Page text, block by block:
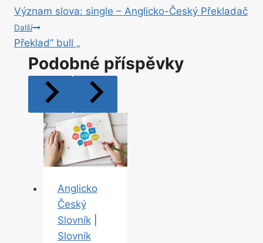
pro
příspěvek
Význam slova: single – Anglicko-Český Překladač
Další
Překlad“ bull „
Podobné příspěvky
Anglicko
Český
Slovník|
Slovník